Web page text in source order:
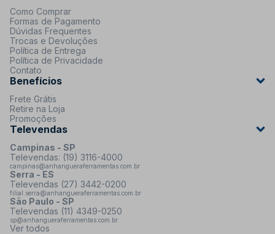
Como Comprar
Formas de Pagamento
Dúvidas Frequentes
Trocas e Devoluções
Política de Entrega
Política de Privacidade
Contato
Benefícios
Frete Grátis
Retire na Loja
Promoções
Televendas
Campinas - SP
Televendas: (19) 3116-4000
campinas@anhangueraferramentas.com.br
Serra - ES
Televendas (27) 3442-0200
filial.serra@anhangueraferramentas.com.br
São Paulo - SP
Televendas (11) 4349-0250
sp@anhangueraferramentas.com.br
Ver todos